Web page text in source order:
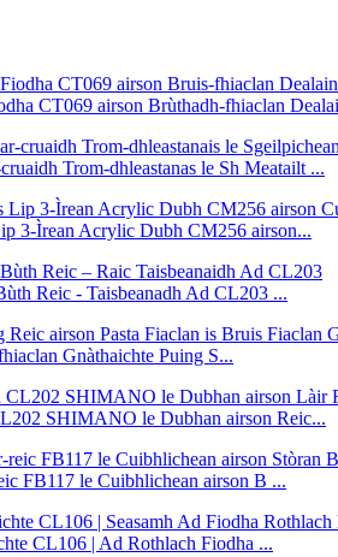
CT069 airson Brùthadh-fhiaclan
Trom-dhleastanas le Sh Meatailt ...
3-Ìrean Acrylic Dubh CM256 airson...
Reic - Taisbeanadh Ad CL203 ...
Gnàthaichte Puing S...
SHIMANO le Dubhan airson Reic...
FB117 le Cuibhlichean airson B ...
CL106 | Ad Rothlach Fiodha ...